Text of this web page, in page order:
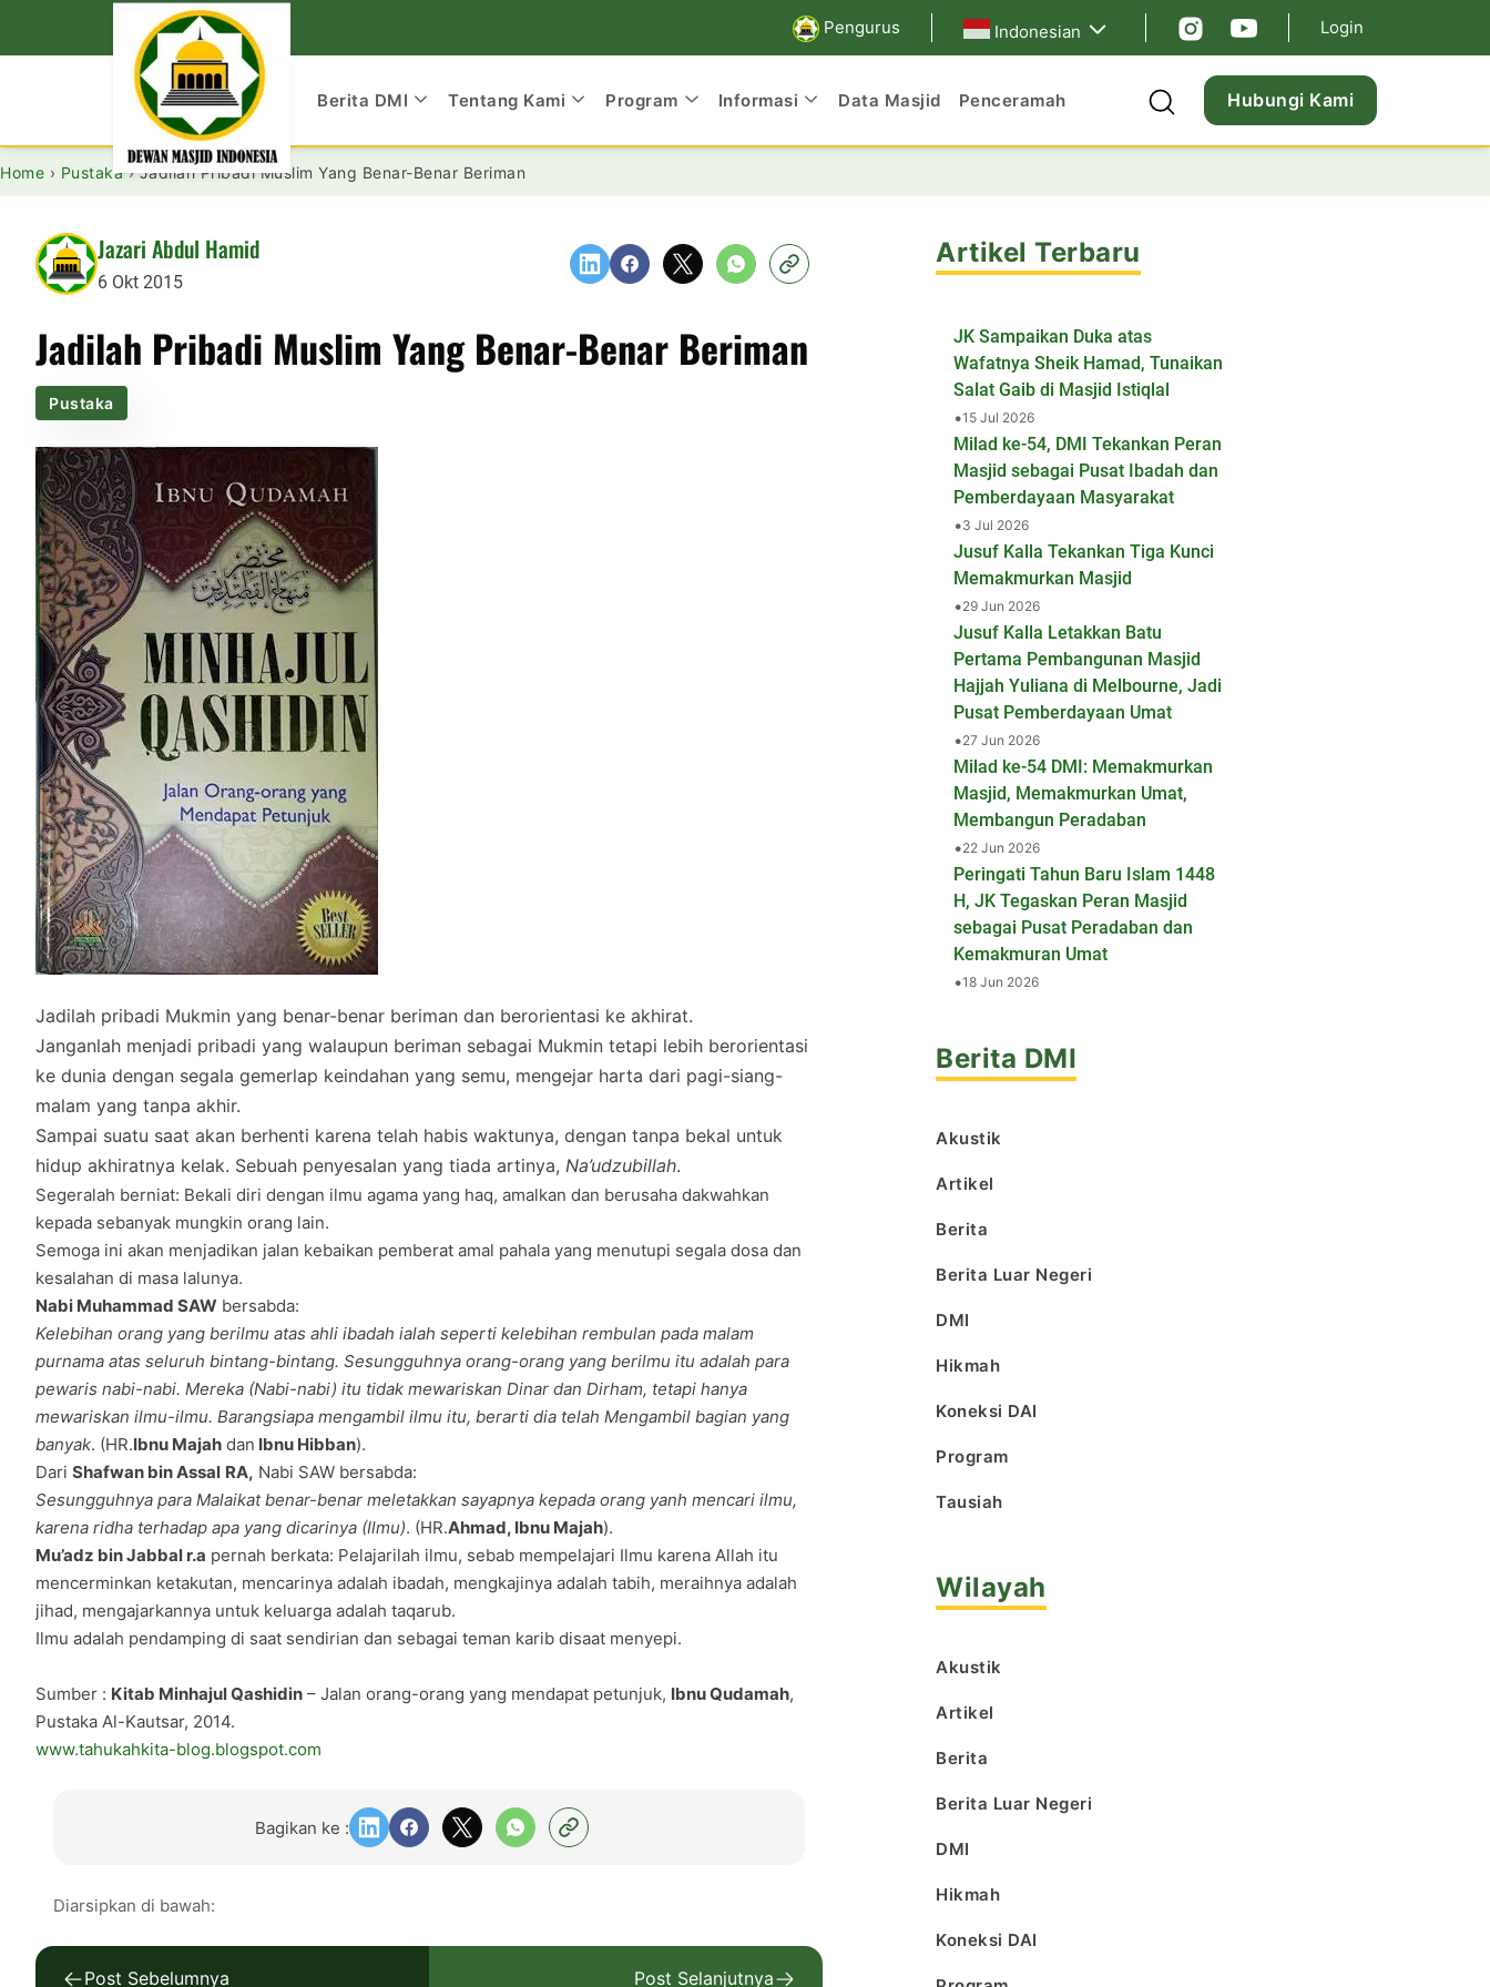
Pengurus Indonesian Login
Berita DMI Tentang Kami Program Informasi Data Masjid Penceramah Hubungi Kami
Home › Pustaka›Jadilah Pribadi Muslim Yang Benar-Benar Beriman
Jazari Abdul Hamid
6 Okt 2015
Jadilah Pribadi Muslim Yang Benar-Benar Beriman
Pustaka
Jadilah pribadi Mukmin yang benar-benar beriman dan berorientasi ke akhirat.
Janganlah menjadi pribadi yang walaupun beriman sebagai Mukmin tetapi lebih berorientasi
ke dunia dengan segala gemerlap keindahan yang semu, mengejar harta dari pagi-siang-
malam yang tanpa akhir.
Sampai suatu saat akan berhenti karena telah habis waktunya, dengan tanpa bekal untuk
hidup akhiratnya kelak. Sebuah penyesalan yang tiada artinya, Na’udzubillah.
Segeralah berniat: Bekali diri dengan ilmu agama yang haq, amalkan dan berusaha dakwahkan
kepada sebanyak mungkin orang lain.
Semoga ini akan menjadikan jalan kebaikan pemberat amal pahala yang menutupi segala dosa dan
kesalahan di masa lalunya.
Nabi Muhammad SAW bersabda:
Kelebihan orang yang berilmu atas ahli ibadah ialah seperti kelebihan rembulan pada malam
purnama atas seluruh bintang-bintang. Sesungguhnya orang-orang yang berilmu itu adalah para
pewaris nabi-nabi. Mereka (Nabi-nabi) itu tidak mewariskan Dinar dan Dirham, tetapi hanya
mewariskan ilmu-ilmu. Barangsiapa mengambil ilmu itu, berarti dia telah Mengambil bagian yang
banyak. (HR.Ibnu Majah dan Ibnu Hibban).
Dari Shafwan bin Assal RA, Nabi SAW bersabda:
Sesungguhnya para Malaikat benar-benar meletakkan sayapnya kepada orang yanh mencari ilmu,
karena ridha terhadap apa yang dicarinya (Ilmu). (HR.Ahmad, Ibnu Majah).
Mu’adz bin Jabbal r.a pernah berkata: Pelajarilah ilmu, sebab mempelajari Ilmu karena Allah itu
mencerminkan ketakutan, mencarinya adalah ibadah, mengkajinya adalah tabih, meraihnya adalah
jihad, mengajarkannya untuk keluarga adalah taqarub.
Ilmu adalah pendamping di saat sendirian dan sebagai teman karib disaat menyepi.
Sumber : Kitab Minhajul Qashidin – Jalan orang-orang yang mendapat petunjuk, Ibnu Qudamah,
Pustaka Al-Kautsar, 2014.
www.tahukahkita-blog.blogspot.com
Bagikan ke :
Diarsipkan di bawah:
Post Sebelumnya Post Selanjutnya
Artikel Terbaru
JK Sampaikan Duka atas
Wafatnya Sheik Hamad, Tunaikan
Salat Gaib di Masjid Istiqlal
•15 Jul 2026
Milad ke-54, DMI Tekankan Peran
Masjid sebagai Pusat Ibadah dan
Pemberdayaan Masyarakat
•3 Jul 2026
Jusuf Kalla Tekankan Tiga Kunci
Memakmurkan Masjid
•29 Jun 2026
Jusuf Kalla Letakkan Batu
Pertama Pembangunan Masjid
Hajjah Yuliana di Melbourne, Jadi
Pusat Pemberdayaan Umat
•27 Jun 2026
Milad ke-54 DMI: Memakmurkan
Masjid, Memakmurkan Umat,
Membangun Peradaban
•22 Jun 2026
Peringati Tahun Baru Islam 1448
H, JK Tegaskan Peran Masjid
sebagai Pusat Peradaban dan
Kemakmuran Umat
•18 Jun 2026
Berita DMI
Akustik
Artikel
Berita
Berita Luar Negeri
DMI
Hikmah
Koneksi DAI
Program
Tausiah
Wilayah
Akustik
Artikel
Berita
Berita Luar Negeri
DMI
Hikmah
Koneksi DAI